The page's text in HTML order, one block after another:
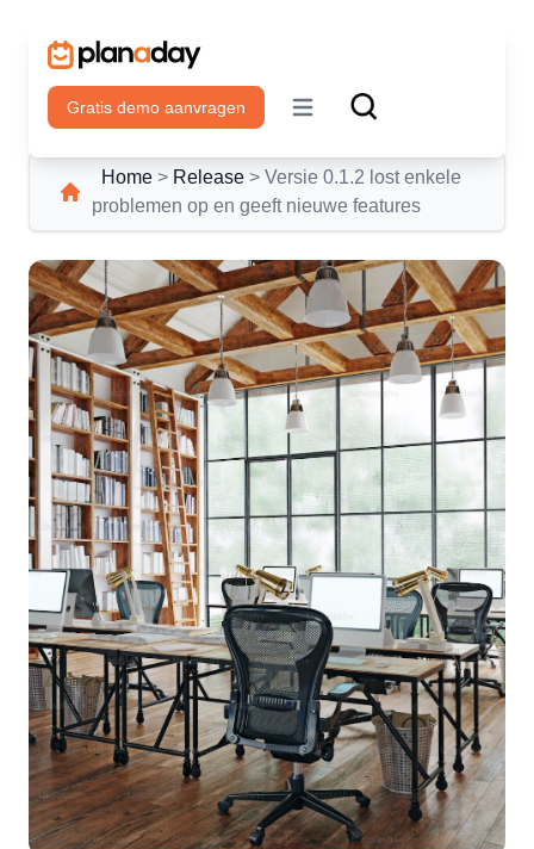
Gratis demo aanvragen
Open main menu
Home > Release > Versie 0.1.2 lost enkele
problemen op en geeft nieuwe features